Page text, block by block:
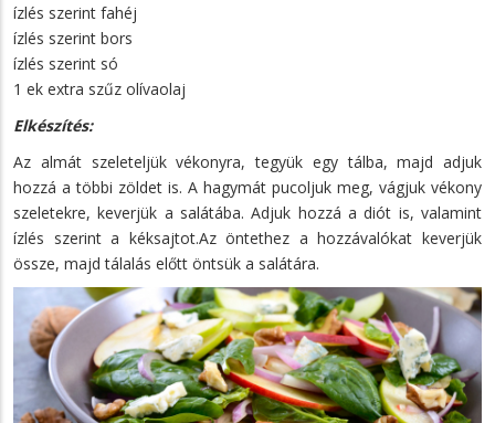
ízlés szerint fahéj
ízlés szerint bors
ízlés szerint só
1 ek extra szűz olívaolaj
Elkészítés:
Az almát szeleteljük vékonyra, tegyük egy tálba, majd adjuk
hozzá a többi zöldet is. A hagymát pucoljuk meg, vágjuk vékony
szeletekre, keverjük a salátába. Adjuk hozzá a diót is, valamint
ízlés szerint a kéksajtot.Az öntethez a hozzávalókat keverjük
össze, majd tálalás előtt öntsük a salátára.